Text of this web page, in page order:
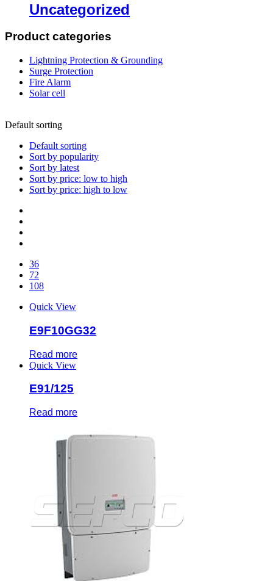
Uncategorized
Product categories
Lightning Protection & Grounding
Surge Protection
Fire Alarm
Solar cell
Default sorting
Default sorting
Sort by popularity
Sort by latest
Sort by price: low to high
Sort by price: high to low
36
72
108
Quick View
E9F10GG32
Read more
Quick View
E91/125
Read more